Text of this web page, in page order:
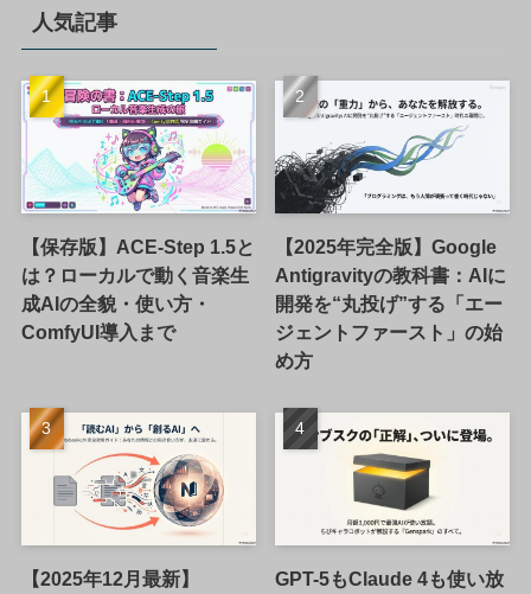
人気記事
【保存版】ACE-Step 1.5と
は？ローカルで動く音楽生
成AIの全貌・使い方・
ComfyUI導入まで
【2025年完全版】Google
Antigravityの教科書：AIに
開発を“丸投げ”する「エー
ジェントファースト」の始
め方
【2025年12月最新】
GPT-5もClaude 4も使い放